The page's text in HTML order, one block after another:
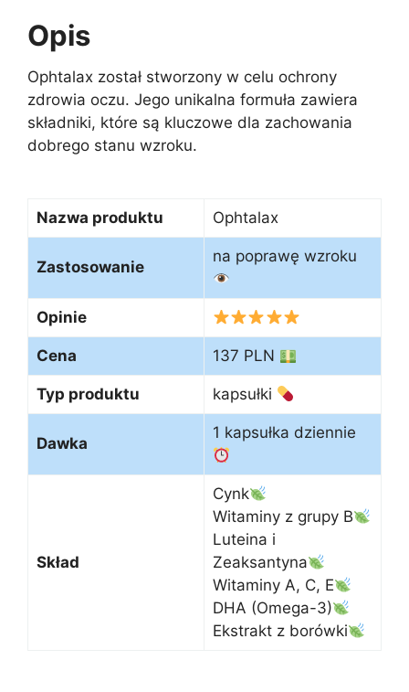
Opis
Ophtalax został stworzony w celu ochrony
zdrowia oczu. Jego unikalna formuła zawiera
składniki, które są kluczowe dla zachowania
dobrego stanu wzroku.
Nazwa produktu Ophtalax
Zastosowanie
na poprawę wzroku
Opinie
Cena 137 PLN
Typ produktu kapsułki
Dawka
1 kapsułka dziennie
Skład
Cynk
Witaminy z grupy B
Luteina i
Zeaksantyna
Witaminy A, C, E
DHA (Omega-3)
Ekstrakt z borówki